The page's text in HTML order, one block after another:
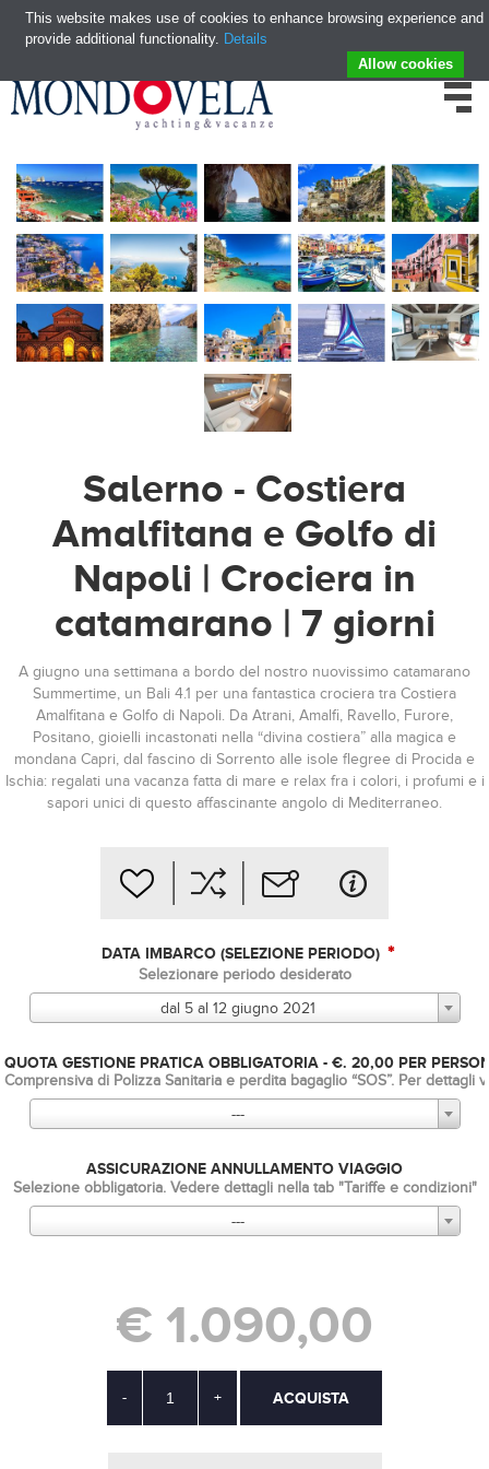
Salerno - Costiera
Amalfitana e Golfo di
Napoli | Crociera in
catamarano | 7 giorni
A giugno una settimana a bordo del nostro nuovissimo catamarano
Summertime, un Bali 4.1 per una fantastica crociera tra Costiera
Amalfitana e Golfo di Napoli. Da Atrani, Amalfi, Ravello, Furore,
Positano, gioielli incastonati nella “divina costiera” alla magica e
mondana Capri, dal fascino di Sorrento alle isole flegree di Procida e
Ischia: regalati una vacanza fatta di mare e relax fra i colori, i profumi e i
sapori unici di questo affascinante angolo di Mediterraneo.
DATA IMBARCO (SELEZIONE PERIODO) *
Selezionare periodo desiderato
dal 5 al 12 giugno 2021
QUOTA GESTIONE PRATICA OBBLIGATORIA - €. 20,00 PER
Comprensiva di Polizza Sanitaria e perdita bagaglio “SOS”. Per
---
ASSICURAZIONE ANNULLAMENTO VIAGGIO
Selezione obbligatoria. Vedere dettagli nella tab "Tariffe e condizioni"
---
€ 1.090,00
- +
This website makes use of cookies to enhance browsing experience and
provide additional functionality. Details
Allow cookies